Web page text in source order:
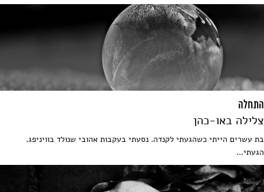
התחלה
צלילה באו-כהן
בת עשרים הייתי כשהגעתי לקנדה. נסעתי בעקבות אהובי שנולד בוויניפג.
הגעתי...